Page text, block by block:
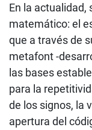
En la actualidad,
matemático: el
que a través de
metafont -
las bases
para la
de los signos, la
apertura del